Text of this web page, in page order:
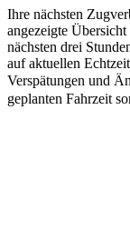
Ihre nächsten
angezeigte
nächsten drei
auf aktuellen
Verspätungen und
geplanten Fahrzeit